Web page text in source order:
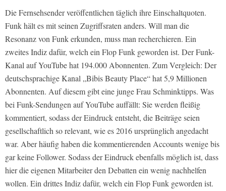
Die Fernsehsender veröffentlichen täglich ihre Einschaltquoten.
Funk hält es mit seinen Zugriffsraten anders. Will man die
Resonanz von Funk erkunden, muss man recherchieren. Ein
zweites Indiz dafür, welch ein Flop Funk geworden ist. Der Funk-
Kanal auf YouTube hat 194.000 Abonnenten. Zum Vergleich: Der
deutschsprachige Kanal „Bibis Beauty Place“ hat 5,9 Millionen
Abonnenten. Auf diesem gibt eine junge Frau Schminktipps. Was
bei Funk-Sendungen auf YouTube auffällt: Sie werden fleißig
kommentiert, sodass der Eindruck entsteht, die Beiträge seien
gesellschaftlich so relevant, wie es 2016 ursprünglich angedacht
war. Aber häufig haben die kommentierenden Accounts wenige bis
gar keine Follower. Sodass der Eindruck ebenfalls möglich ist, dass
hier die eigenen Mitarbeiter den Debatten ein wenig nachhelfen
wollen. Ein drittes Indiz dafür, welch ein Flop Funk geworden ist.